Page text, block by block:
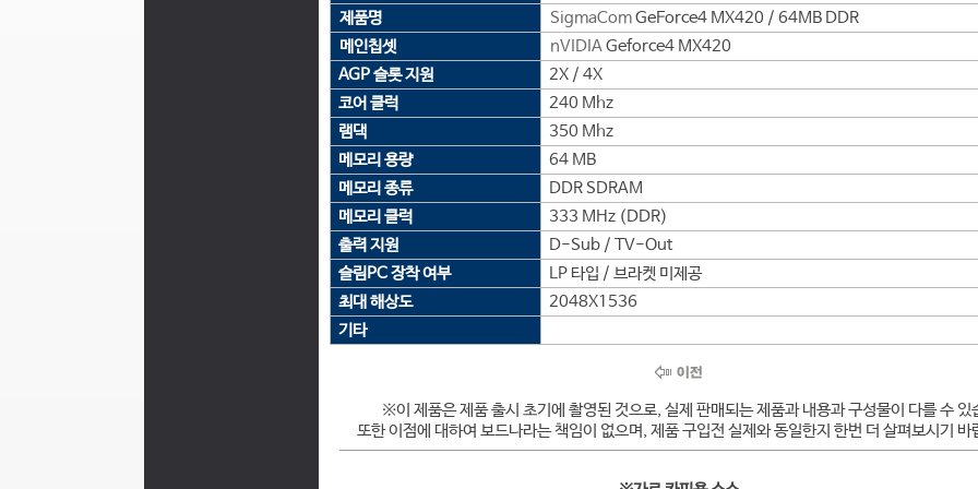
제품명
SigmaComGeForce4 MX420 / 64MB DDR
메인칩셋
nVIDIAGeforce4 MX420
AGP 슬롯 지원
2X / 4X
코어 클럭
240 Mhz
램댁
350 Mhz
메모리 용량
64 MB
메모리 종류
DDR SDRAM
메모리 클럭
333 MHz (DDR)
출력 지원
D-Sub / TV-Out
슬림PC 장착 여부
LP 타입 / 브라켓 미제공
최대 해상도
2048X1536
기타
※이 제품은 제품 출시 초기에 촬영된 것으로, 실제 판매되는 제품과 내용과 구성물이 다를 수 있
또한 이점에 대하여 보드나라는 책임이 없으며, 제품 구입전 실제와 동일한지 한번 더 살펴보시기 바